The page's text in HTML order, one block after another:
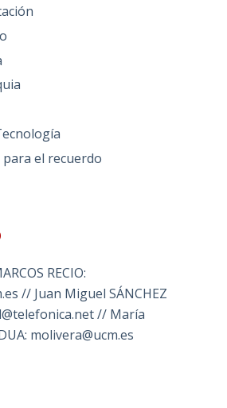
para el recuerdo
RECIO:
// Juan Miguel SÁNCHEZ
// María
molivera@ucm.es